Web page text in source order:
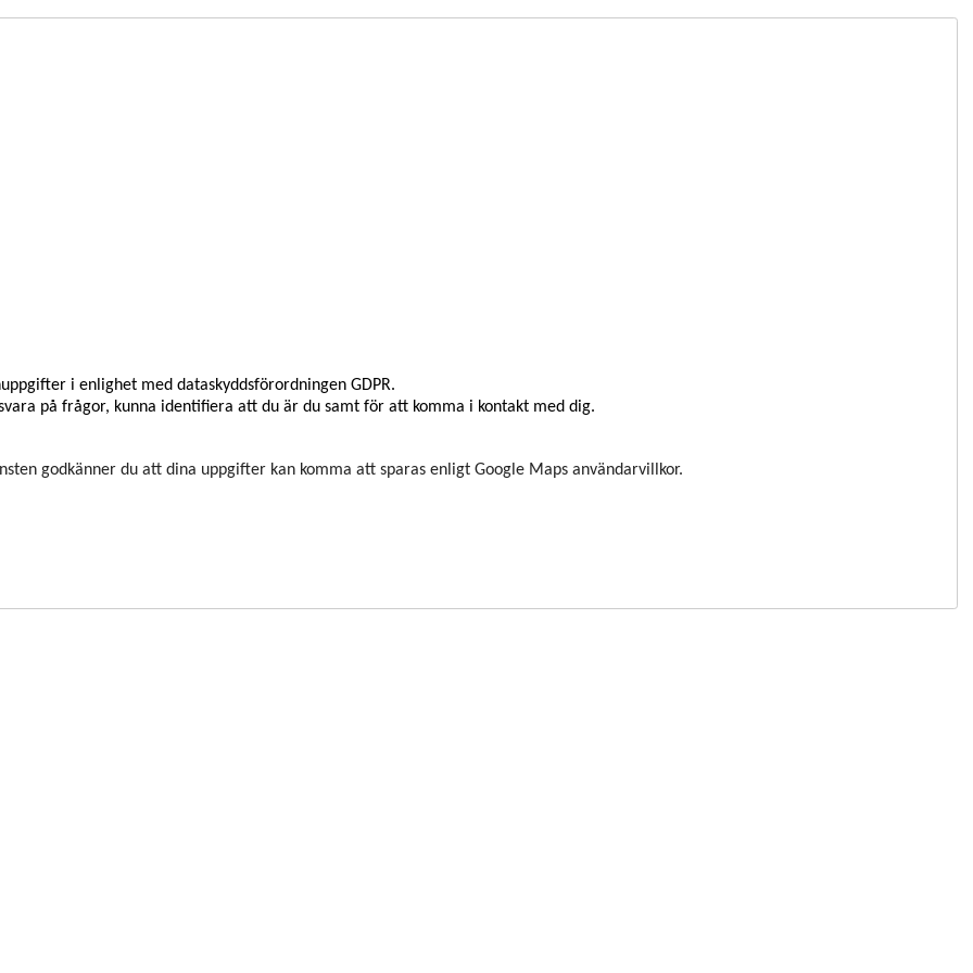
i enlighet med dataskyddsförordningen GDPR.
på frågor, kunna identifiera att du är du samt för att komma i kontakt med dig.
godkänner du att dina uppgifter kan komma att sparas enligt Google Maps användarvillkor.